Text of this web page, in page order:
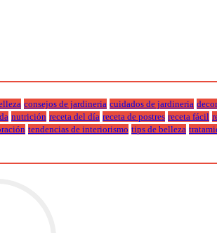
consejos de jardineria cuidados de jardineria
nutrición receta del día receta de postres receta fácil
tendencias de interiorismo tips de belleza